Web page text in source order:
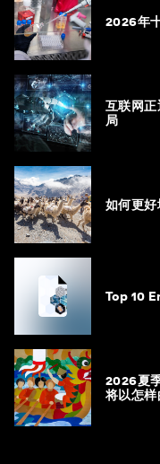
2026年
互联网
局
如何更好
Top 10
2026夏
将以怎样